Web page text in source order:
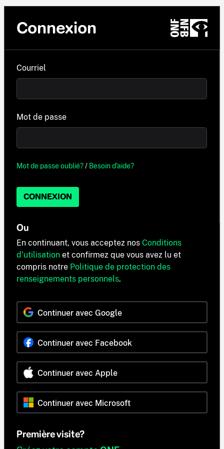
Connexion
Courriel
Mot de passe
Mot de passe oublié?/ Besoin d'aide?
CONNEXION
Ou
En continuant, vous acceptez nos Conditions
d'utilisation et confirmez que vous avez lu et
compris notre Politique de protection des
renseignements personnels.
Continuer avec Google
Continuer avec Facebook
Continuer avec Apple
Continuer avec Microsoft
Première visite?